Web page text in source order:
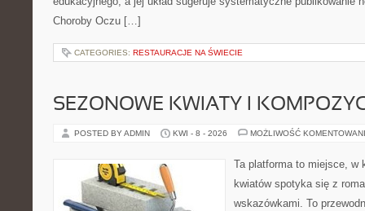
Choroby Oczu […]
CATEGORIES: RESTAURACJE NA ŚWIECIE
SEZONOWE KWIATY I
POSTED BY ADMIN KWI - 8 - 2026 MOŻLIWOŚĆ
Ta platforma to miejsce, w
kwiatów spotyka się z
wskazówkami. To